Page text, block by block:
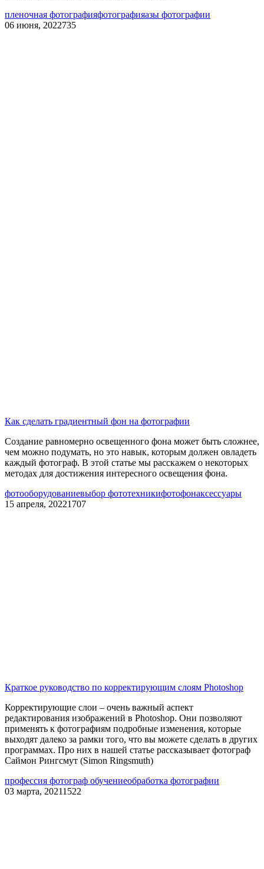
пленочная фотографияфотографияазы фотографии
06 июня, 2022735
Как сделать градиентный фон на фотографии
Создание равномерно освещенного фона может быть сложнее,
чем можно подумать, но это навык, которым должен овладеть
каждый фотограф. В этой статье мы расскажем о некоторых
методах для достижения интересного освещения фона.
фотооборудованиевыбор фототехникифотофонаксессуары
15 апреля, 20221707
Краткое руководство по корректирующим слоям Photoshop
Корректирующие слои – очень важный аспект
редактирования изображений в Photoshop. Они позволяют
применять к фотографиям подробные изменения, которые
выходят далеко за рамки того, что вы можете сделать в других
программах. Про них в нашей статье рассказывает фотограф
Саймон Рингсмут (Simon Ringsmuth)
профессия фотограф обучениеобработка фотографии
03 марта, 20211522